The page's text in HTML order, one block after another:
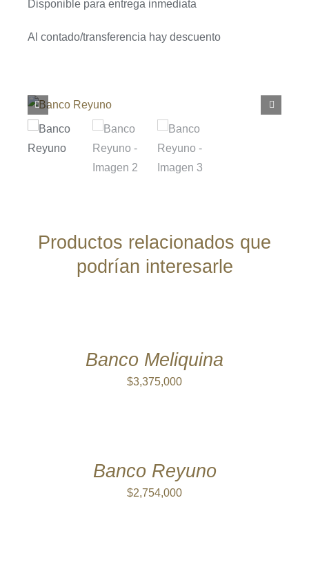
Disponible para entrega inmediata
Al contado/transferencia hay descuento
Productos relacionados que
podrían interesarle
Banco Meliquina
$3,375,000
Banco Reyuno
$2,754,000